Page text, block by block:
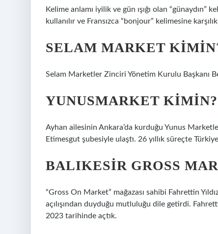
Kelime anlamı iyilik ve gün ışığı olan
kullanılır ve Fransızca “bonjour” kelimesine
SELAM MARKET
Selam Marketler Zinciri Yönetim Kurulu Başkanı
YUNUSMARKET KIMIN?
Ayhan ailesinin Ankara’da kurduğu Yunus
Etimesgut şubesiyle ulaştı. 26 yıllık süreçte
BALIKESIR GROSS
“Gross On Market” mağazası sahibi Fahrettin
açılışından duyduğu mutluluğu dile getirdi.
2023 tarihinde açtık.